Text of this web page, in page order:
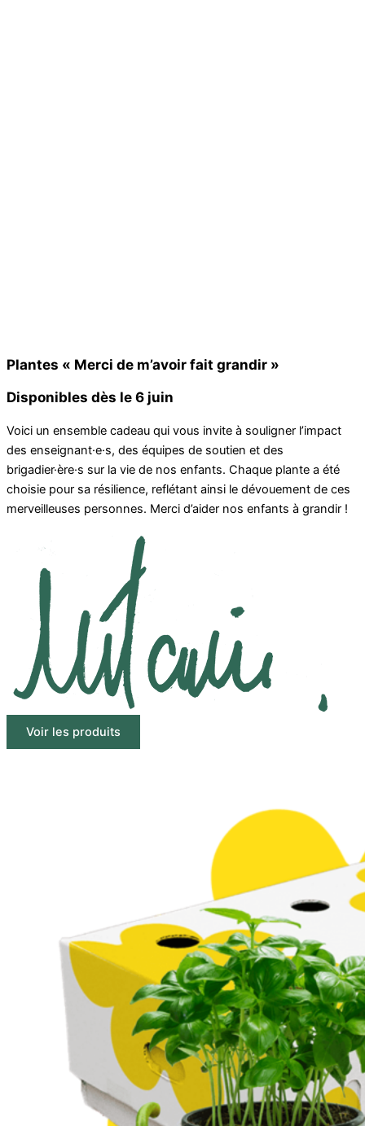
Plantes « Merci de m’avoir fait grandir »
Disponibles dès le 6 juin
Voici un ensemble cadeau qui vous invite à souligner l’impact
des enseignant·e·s, des équipes de soutien et des
brigadier·ère·s sur la vie de nos enfants. Chaque plante a été
choisie pour sa résilience, reflétant ainsi le dévouement de ces
merveilleuses personnes. Merci d’aider nos enfants à grandir !
Voir les produits